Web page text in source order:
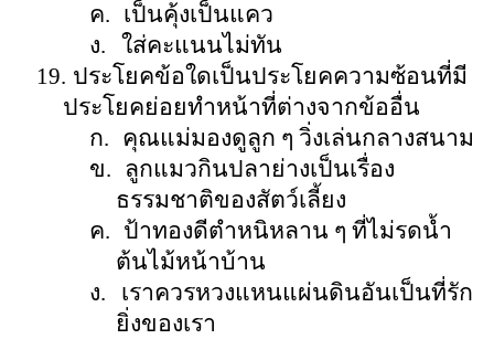
ค. เป็นคุ้งเป็นแคว
ง.
ใส่คะแนนไม่ทัน
19. ประโยคข้อใดเป็นประโยคความซ้อนที่มี
ประโยคย่อยทำหน้าที่ต่างจากข้ออื่น
ก. คุณแม่มองดูลูก ๆ วิ่งเล่นกลางสนาม
ข. ลูกแมวกินปลาย่างเป็นเรื่อง
ธรรมชาติของสัตว์เลี้ยง
ค. ป้าทองดีตำหนิหลาน ๆ ที่ไม่รดน้ำ
ต้นไม้หน้าบ้าน
ง.
เราควรหวงแหนแผ่นดินอันเป็นที่รัก
ยิ่งของเรา